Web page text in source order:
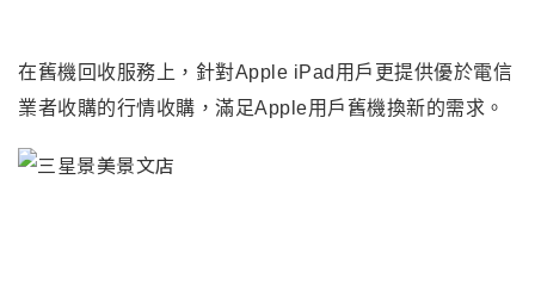
在舊機回收服務上 ， 針對Apple iPad用戶更提供優於電信
業者收購的行情收購 ， 滿足Apple用戶舊機換新的需求 。